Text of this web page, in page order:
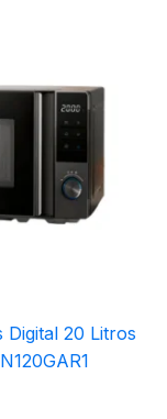
20 Litros